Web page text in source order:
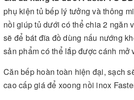
phụ kiện tủ bếp lý tưởng và thông
nồi giúp tủ dưới có thể chia 2 ngăn
sẽ để bát đĩa đồ dùng nấu nướng
sản phẩm có thể lắp được cánh mở
Căn bếp hoàn toàn hiện đại, sạch
cao cấp giá để xoong nồi inox